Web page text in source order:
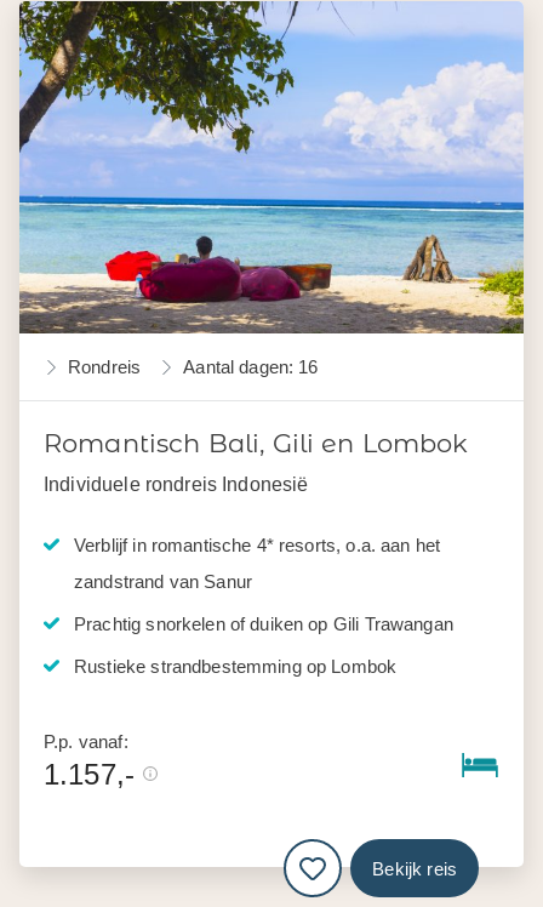
Rondreis Aantal dagen: 16
Romantisch Bali, Gili en Lombok
Individuele rondreis Indonesië
Verblijf in romantische 4* resorts, o.a. aan het
zandstrand van Sanur
Prachtig snorkelen of duiken op Gili Trawangan
Rustieke strandbestemming op Lombok
P.p. vanaf:
1.157,-
Bekijk reis